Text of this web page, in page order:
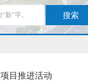
目推进活动